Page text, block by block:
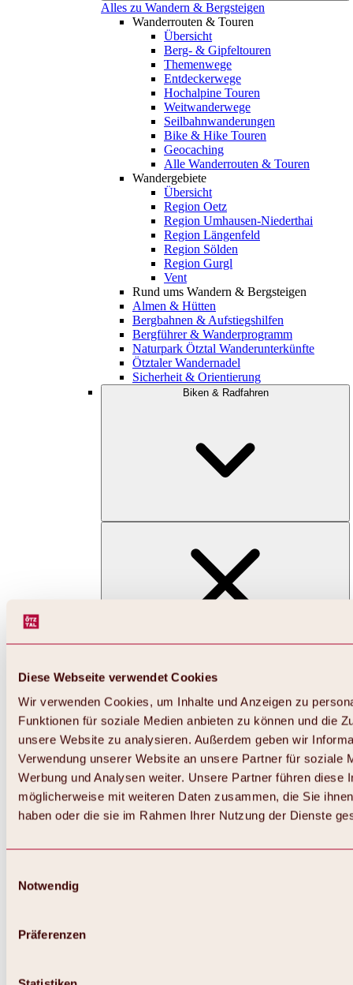
Diese Webseite verwendet Cookies
Wir verwenden Cookies, um Inhalte und Anzeigen zu
Funktionen für soziale Medien anbieten zu können und die
unsere Website zu analysieren. Außerdem geben wir
Verwendung unserer Website an unsere Partner für soziale
Werbung und Analysen weiter. Unsere Partner führen diese
möglicherweise mit weiteren Daten zusammen, die Sie
haben oder die sie im Rahmen Ihrer Nutzung der Dienste
Notwendig
Präferenzen
Alles zu Wandern & Bergsteigen
Wanderrouten & Touren
Übersicht
Berg- & Gipfeltouren
Themenwege
Entdeckerwege
Hochalpine Touren
Weitwanderwege
Seilbahnwanderungen
Bike & Hike Touren
Geocaching
Alle Wanderrouten & Touren
Wandergebiete
Übersicht
Region Oetz
Region Umhausen-Niederthai
Region Längenfeld
Region Sölden
Region Gurgl
Vent
Rund ums Wandern & Bergsteigen
Almen & Hütten
Bergbahnen & Aufstiegshilfen
Bergführer & Wanderprogramm
Naturpark Ötztal Wanderunterkünfte
Ötztaler Wandernadel
Sicherheit & Orientierung
Biken & Radfahren